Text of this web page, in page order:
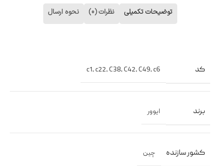
توضیحات تکمیلی نظرات (0) نحوه ارسال
کد c1,c22,C38,C42,C49,c6
برند ایوور
کشور سازنده چین